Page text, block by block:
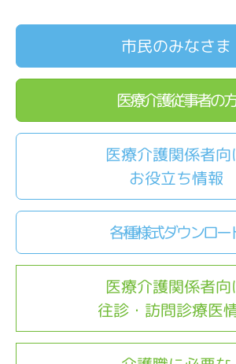
市民のみなさま
医療介護従事者の方
医療介護関係者向
お役立ち情報
各種様式ダウンロー
医療介護関係者向
往診・訪問診療医